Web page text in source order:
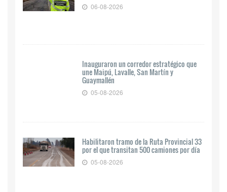
06-08-2026
Inauguraron un corredor estratégico que
une Maipú, Lavalle, San Martín y
Guaymallén
05-08-2026
Habilitaron tramo de la Ruta Provincial 33
por el que transitan 500 camiones por día
05-08-2026